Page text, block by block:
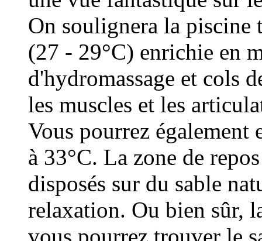
On soulignera la piscine
(27 - 29°C) enrichie en
d'hydromassage et cols
les muscles et les
Vous pourrez également
à 33°C. La zone de
disposés sur du sable
relaxation. Ou bien sûr,
vous pourrez trouver le